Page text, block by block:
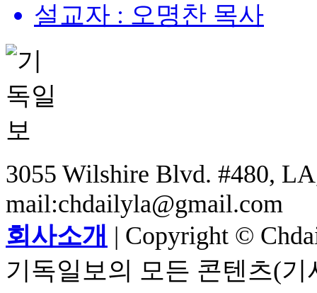
설교자 : 오명찬 목사
3055 Wilshire Blvd. #480,
mail:chdailyla@gmail.com
회사소개 | Copyright ©
기독일보의 모든 콘텐츠(